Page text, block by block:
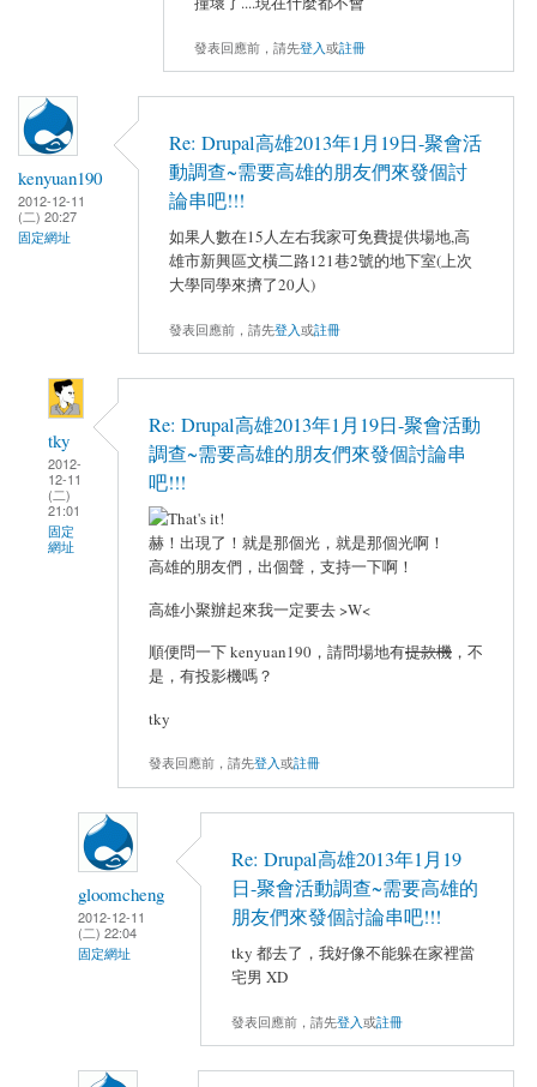
發表回應前，請先登入或註冊
kenyuan190
2012-12-11
(二) 20:27
固定網址
Re: Drupal高雄2013年1月19日-聚會活
動調查~需要高雄的朋友們來發個討
論串吧!!!
如果人數在15人左右我家可免費提供場地,高
雄市新興區文橫二路121巷2號的地下室(上次
大學同學來擠了20人)
發表回應前，請先登入或註冊
tky
2012-
12-11
(二)
21:01
固定
網址
Re: Drupal高雄2013年1月19日-聚會活動
調查~需要高雄的朋友們來發個討論串
吧!!!
赫！出現了！就是那個光，就是那個光啊！
高雄的朋友們，出個聲，支持一下啊！
高雄小聚辦起來我一定要去 >W<
順便問一下 kenyuan190，請問場地有提款機 ，不
是，有投影機嗎？
tky
發表回應前，請先登入或註冊
gloomcheng
2012-12-11
(二) 22:04
固定網址
Re: Drupal高雄2013年1月19
日-聚會活動調查~需要高雄的
朋友們來發個討論串吧!!!
tky 都去了，我好像不能躲在家裡當
宅男 XD
發表回應前，請先登入或註冊